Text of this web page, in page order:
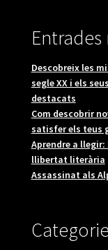
Descobreix les
segle XX i els
destacats
Com descobrir
satisfer els teus
Aprendre a llegir:
llibertat literària
Assassinat als